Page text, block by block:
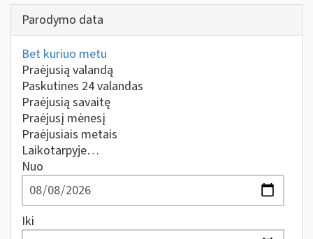
Parodymo data
Bet kuriuo metu
Praėjusią valandą
Paskutines 24 valandas
Praėjusią savaitę
Praėjusį mėnesį
Praėjusiais metais
Laikotarpyje…
Nuo
Iki